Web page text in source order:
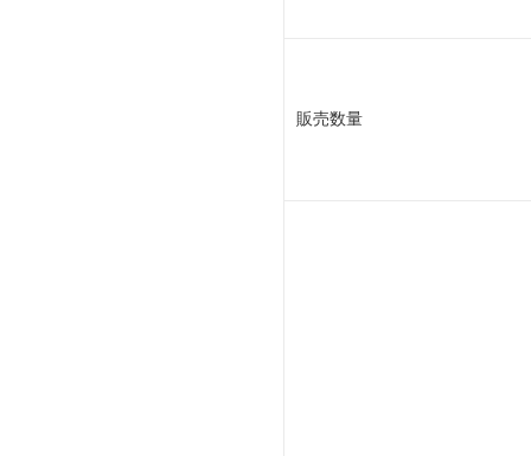
販売数量